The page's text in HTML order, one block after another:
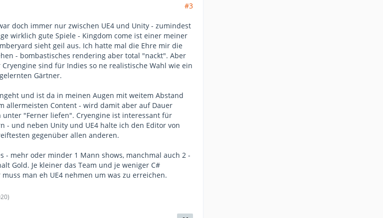
#3
doch immer nur zwischen UE4 und Unity - zumindest
wirklich gute Spiele - Kingdom come ist einer meiner
sieht geil aus. Ich hatte mal die Ehre mir die
- bombastisches rendering aber total "nackt". Aber
sind für Indies so ne realistische Wahl wie ein
Gärtner.
und ist da in meinen Augen mit weitem Abstand
allermeisten Content - wird damit aber auf Dauer
"Ferner liefen". Cryengine ist interessant für
- und neben Unity und UE4 halte ich den Editor von
gegenüber allen anderen.
- mehr oder minder 1 Mann shows, manchmal auch 2 -
Gold. Je kleiner das Team und je weniger C#
man eh UE4 nehmen um was zu erreichen.
)